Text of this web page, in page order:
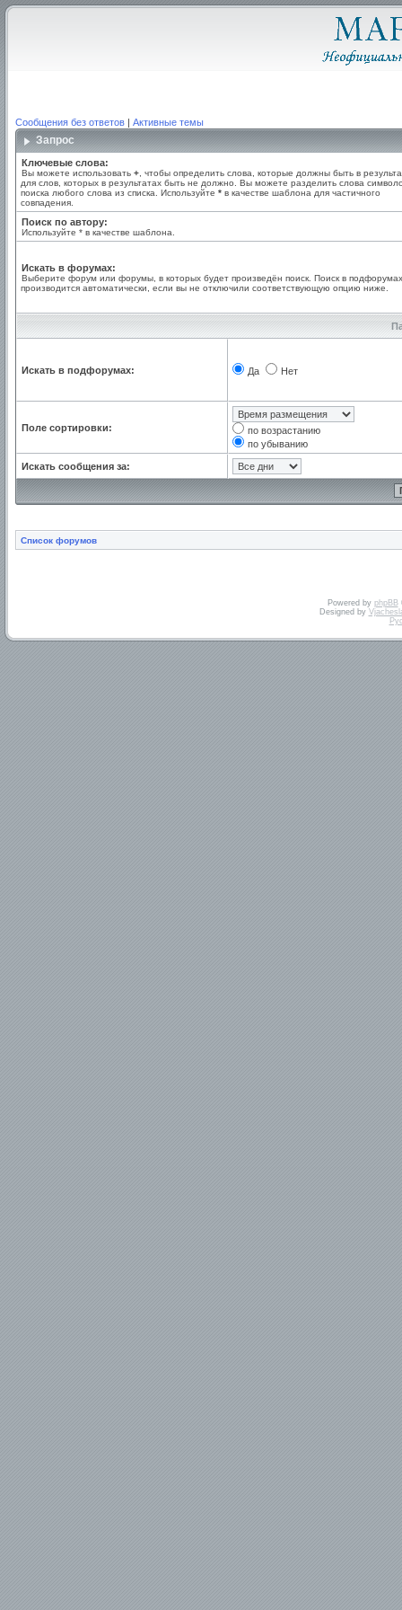
Сообщения без ответов | Активные темы
Запрос
Ключевые слова:
Вы можете использовать + , чтобы определить слова, которые должны быть в
для слов, которых в результатах быть не должно. Вы можете разделить слова
поиска любого слова из списка. Используйте * в качестве шаблона для частичного
совпадения.
Поиск по автору:
Используйте * в качестве шаблона.
Искать в форумах:
Выберите форум или форумы, в которых будет произведён поиск. Поиск в подфорумах
производится автоматически, если вы не отключили соответствующую опцию ниже.
Искать в подфорумах: Да Нет
Поле сортировки:
по возрастанию
по убыванию
Искать сообщения за:
Список форумов
Powered by phpBB
Designed by